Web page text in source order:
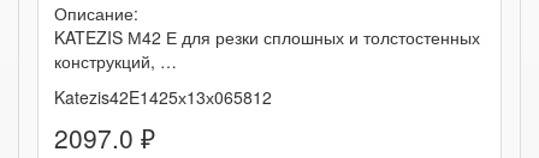
Описание:
KATEZIS М42 Е для резки сплошных и толстостенных
конструкций, …
Katezis42E1425х13х065812
2097.0 ₽